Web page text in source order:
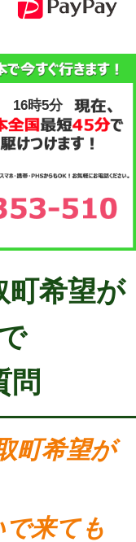
16時5分
町希望が
問
町希望が
来ても